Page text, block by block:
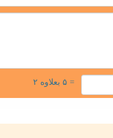
= ۵ بعلاوه ۲